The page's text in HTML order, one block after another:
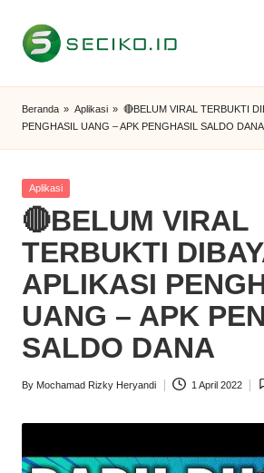
Skip
S
e
c
i
k
o
I
D
Beranda » Aplikasi » 🔴BELUM VIRAL TERBUKTI
PENGHASIL UANG – APK PENGHASIL SALDO DANA
Posted
Aplikasi
🔴BELUM VIRAL
TERBUKTI
APLIKASI
UANG – APK
SALDO DANA
Posted
By Mochamad Rizky Heryandi 1 April 2022